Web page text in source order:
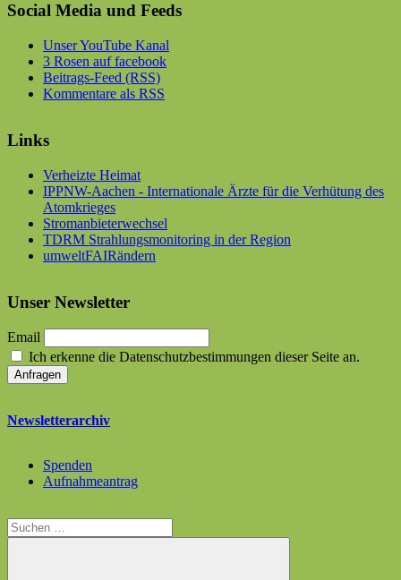
Social Media und Feeds
Unser YouTube Kanal
3 Rosen auf facebook
Beitrags-Feed (RSS)
Kommentare als RSS
Links
Verheizte Heimat
IPPNW-Aachen - Internationale Ärzte für die Verhütung des
Atomkrieges
Stromanbieterwechsel
TDRM Strahlungsmonitoring in der Region
umweltFAIRändern
Unser Newsletter
Email
Ich erkenne die Datenschutzbestimmungen dieser Seite an.
Newsletterarchiv
Spenden
Aufnahmeantrag
Suchen
nach: